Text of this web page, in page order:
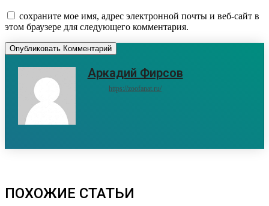
сохраните мое имя, адрес электронной почты и веб-сайт в
этом браузере для следующего комментария.
Аркадий Фирсов
https://zoofanat.ru/
ПОХОЖИЕ СТАТЬИ